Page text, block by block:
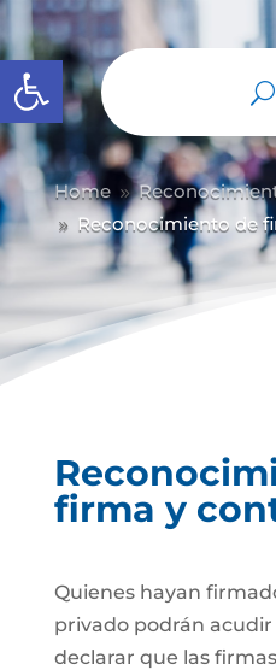
Abrir barra de herramientas
Home 9
9 Reconocimiento de
firma y
Quienes hayan
privado podrán
declarar que las